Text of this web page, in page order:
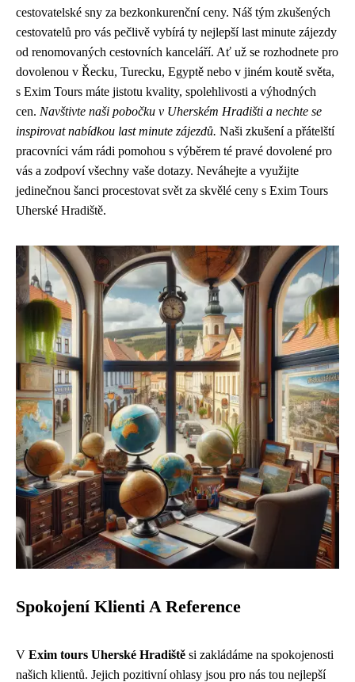
cestovatelské sny za bezkonkurenční ceny. Náš tým zkušených
cestovatelů pro vás pečlivě vybírá ty nejlepší last minute zájezdy
od renomovaných cestovních kanceláří. Ať už se rozhodnete pro
dovolenou v Řecku, Turecku, Egyptě nebo v jiném koutě světa,
s Exim Tours máte jistotu kvality, spolehlivosti a výhodných
cen. Navštivte naši pobočku v Uherském Hradišti a nechte se
inspirovat nabídkou last minute zájezdů. Naši zkušení a přátelští
pracovníci vám rádi pomohou s výběrem té pravé dovolené pro
vás a zodpoví všechny vaše dotazy. Neváhejte a využijte
jedinečnou šanci procestovat svět za skvělé ceny s Exim Tours
Uherské Hradiště.
Spokojení Klienti A Reference
V Exim tours Uherské Hradiště si zakládáme na spokojenosti
našich klientů. Jejich pozitivní ohlasy jsou pro nás tou nejlepší